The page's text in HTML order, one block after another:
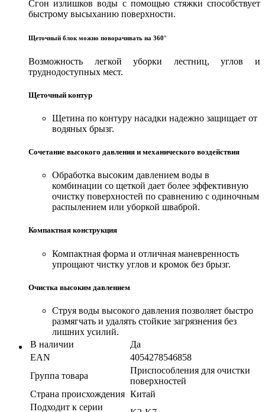
Сгон излишков воды с помощью стяжки способствует
быстрому высыханию поверхности.
Щеточный блок можно поворачивать на 360°
Возможность легкой уборки лестниц, углов и
труднодоступных мест.
Щеточный контур
Щетина по контуру насадки надежно защищает от
водяных брызг.
Сочетание высокого давления и механического воздействия
Обработка высоким давлением воды в
комбинации со щеткой дает более эффективную
очистку поверхностей по сравнению с одиночным
распылением или уборкой шваброй.
Компактная конструкция
Компактная форма и отличная маневренность
упрощают чистку углов и кромок без брызг.
Очистка высоким давлением
Струя воды высокого давления позволяет быстро
размягчать и удалять стойкие загрязнения без
лишних усилий.
В наличии
Да
EAN
4054278546858
Группа товара
Приспособления для очистки
поверхностей
Страна происхождения Китай
Подходит к серии